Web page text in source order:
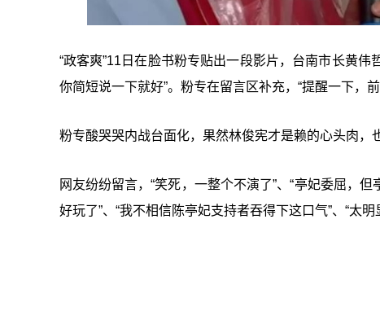
“政客爽”11日在脸书粉专贴出一段影片，台南市长黄伟
你简短说一下就好”。粉专在留言区补充，“提醒一下，
粉专酸哭哭内战台面化，果然林俊宪才是赖的心头肉，
网友纷纷留言，“笑死，一整个不演了”、“亭妃委屈，
好玩了”、“我不相信陈亭妃支持者吞得下这口气”、“太明